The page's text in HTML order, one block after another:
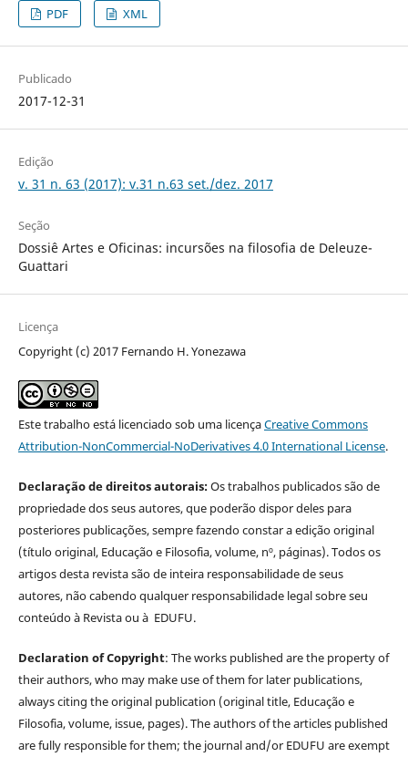
PDF XML
Publicado
2017-12-31
Edição
v. 31 n. 63 (2017): v.31 n.63 set./dez. 2017
Seção
Dossiê Artes e Oficinas: incursões na filosofia de Deleuze-
Guattari
Licença
Copyright (c) 2017 Fernando H. Yonezawa
Este trabalho está licenciado sob uma licençaCreative Commons
Attribution-NonCommercial-NoDerivatives 4.0 International License.
Declaração de direitos autorais:Os trabalhos publicados são de
propriedade dos seus autores, que poderão dispor deles para
posteriores publicações, sempre fazendo constar a edição original
(título original, Educação e Filosofia, volume, nº, páginas). Todos os
artigos desta revista são de inteira responsabilidade de seus
autores, não cabendo qualquer responsabilidade legal sobre seu
conteúdo à Revista ou à EDUFU.
Declaration of Copyright: The works published are the property of
their authors, who may make use of them for later publications,
always citing the original publication (original title, Educação e
Filosofia, volume, issue, pages). The authors of the articles published
are fully responsible for them; the journal and/or EDUFU are exempt